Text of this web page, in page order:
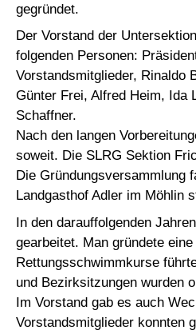
gegründet.
Der Vorstand der
folgenden Personen:
Vorstandsmitglieder, Rinaldo
Günter Frei, Alfred Heim, Ida
Schaffner.
Nach den langen
soweit. Die SLRG Sektion
Die Gründungsversammlung
Landgasthof Adler im Möhlin
In den darauffolgenden
gearbeitet. Man gründete
Rettungsschwimmkurse
und Bezirksitzungen wurden
Im Vorstand gab es auch
Vorstandsmitglieder konnten